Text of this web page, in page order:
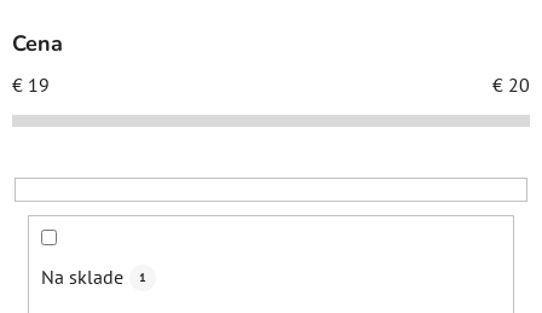
p
r
o
d
k
Cena
€ 19 € 20
Na sklade 1